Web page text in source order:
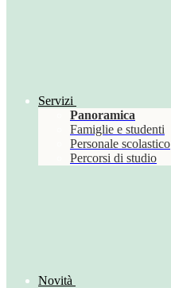
Servizi
Panoramica
Famiglie e studenti
Personale scolastico
Percorsi di studio
Novità